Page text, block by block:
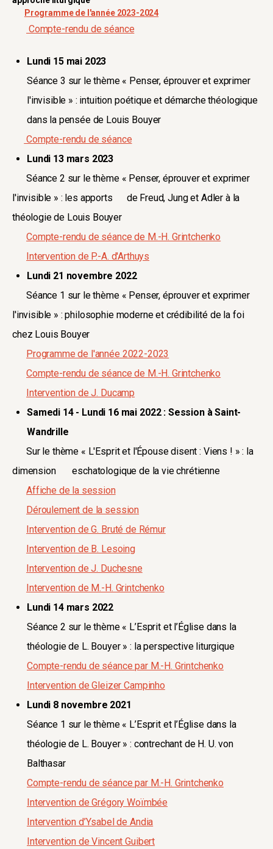
Programme de l'année 2023-2024
Compte-rendu de séance
Lundi 15 mai 2023
Séance 3 sur le thème « Penser, éprouver et exprimer
l'invisible » : intuition poétique et démarche théologique
dans la pensée de Louis Bouyer
Compte-rendu de séance
Lundi 13 mars 2023
Séance 2 sur le thème « Penser, éprouver et exprimer
l'invisible » : les apports de Freud, Jung et Adler à la
théologie de Louis Bouyer
Compte-rendu de séance de M.-H. Grintchenko
Intervention de P.-A. d'Arthuys
Lundi 21 novembre 2022
Séance 1 sur le thème « Penser, éprouver et exprimer
l'invisible » : philosophie moderne et crédibilité de la foi
chez Louis Bouyer
Programme de l'année 2022-2023
Compte-rendu de séance de M.-H. Grintchenko
Intervention de J. Ducamp
Samedi 14 - Lundi 16 mai 2022 : Session à Saint-
Wandrille
Sur le thème « L'Esprit et l'Épouse disent : Viens ! » : la
dimension eschatologique de la vie chrétienne
Affiche de la session
Déroulement de la session
Intervention de G. Bruté de Rémur
Intervention de B. Lesoing
Intervention de J. Duchesne
Intervention de M.-H. Grintchenko
Lundi 14 mars 2022
Séance 2 sur le thème « L’Esprit et l’Église dans la
théologie de L. Bouyer » : la perspective liturgique
Compte-rendu de séance par M.-H. Grintchenko
Intervention de Gleizer Campinho
Lundi 8 novembre 2021
Séance 1 sur le thème « L’Esprit et l’Église dans la
théologie de L. Bouyer » : contrechant de H. U. von
Balthasar
Compte-rendu de séance par M.-H. Grintchenko
Intervention de Grégory Woïmbée
Intervention d’Ysabel de Andia
Intervention de Vincent Guibert